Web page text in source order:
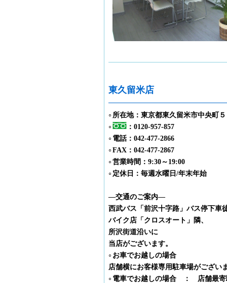
東久留米店
○ 所在地：東京都東久留米市中央町
○ ：0120-957-857
○ 電話：042-477-2866
○FAX：042-477-2867
○営業時間：9:30～19:00
○ 定休日：毎週水曜日/年末年始
―交通のご案内―
西武バス「前沢十字路」バス停下車
バイク店「クロスオート」隣、
所沢街道沿いに
当店がございます。
○ お車でお越しの場合
店舗横にお客様専用駐車場がござい
○ 電車でお越しの場合 ： 店舗最寄